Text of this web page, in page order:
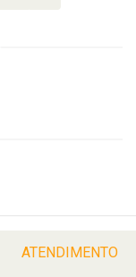
ATENDIMENTO